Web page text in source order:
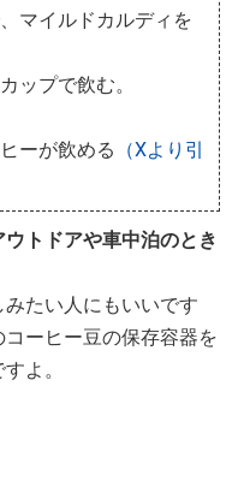
マイルドカルディを
ップで飲む。
ーが飲める
（Xより引
トドアや車中泊のとき
たい人にもいいです
ーヒー豆の保存容器を
よ。